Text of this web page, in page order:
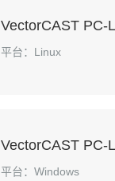
VectorCAST PC-
平台：Linux
VectorCAST PC-
平台：Windows